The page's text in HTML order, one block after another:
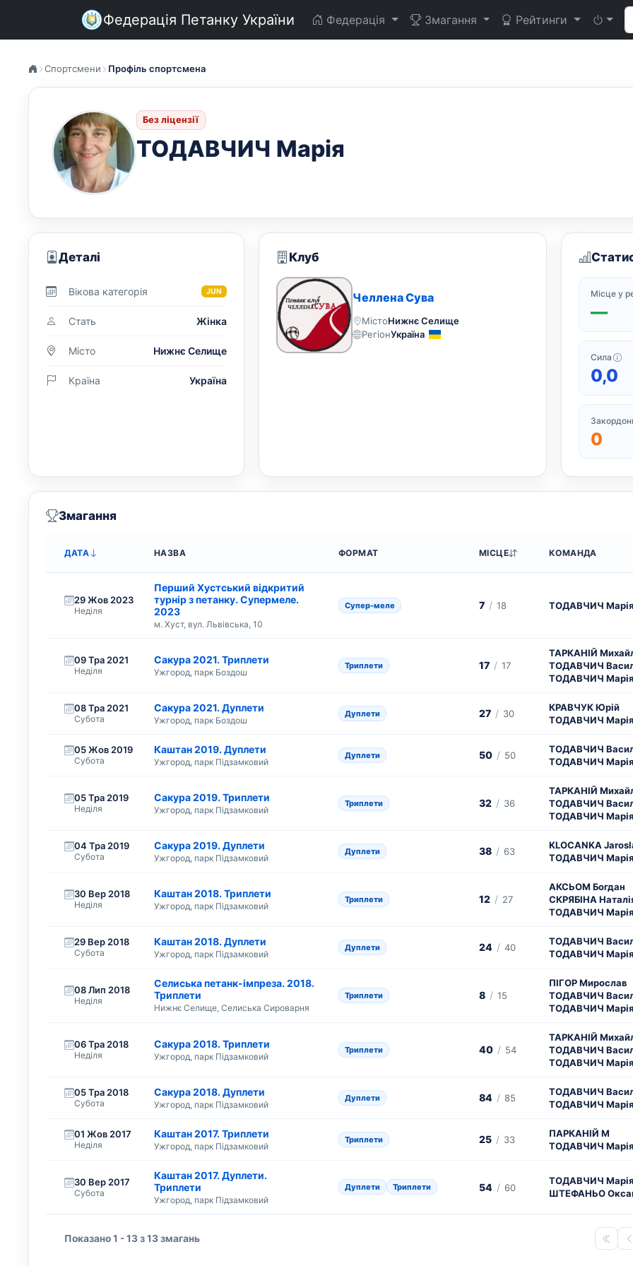
Федерація Петанку України Федерація Змагання Рейтинги
Спортсмени Профіль спортсмена
Без ліцензії
ТОДАВЧИЧ Марія
Деталі
Вікова категорія JUN
Стать Жінка
Місто Нижнє Селище
Країна Україна
Клуб
Челлена Сува
МістоНижнє Селище
РегіонУкраїна
Місце у
—
Сила
0,0
0
Змагання
ДАТА НАЗВА ФОРМАТ МІСЦЕ КОМАНДА
29 Жов 2023
Неділя
Перший Хустський відкритий
турнір з петанку. Супермеле.
2023
м. Хуст, вул. Львівська, 10
Супер-меле 7 / 18 ТОДАВЧИЧ Марія
09 Тра 2021
Неділя
Сакура 2021. Триплети
Ужгород, парк Боздош
Триплети 17 / 17
ТАРКАНІЙ
ТОДАВЧИЧ
ТОДАВЧИЧ Марія
08 Тра 2021
Субота
Сакура 2021. Дуплети
Ужгород, парк Боздош
Дуплети 27 / 30
КРАВЧУК Юрій
ТОДАВЧИЧ Марія
05 Жов 2019
Субота
Каштан 2019. Дуплети
Ужгород, парк Підзамковий
Дуплети 50 / 50
ТОДАВЧИЧ
ТОДАВЧИЧ Марія
05 Тра 2019
Неділя
Сакура 2019. Триплети
Ужгород, парк Підзамковий
Триплети 32 / 36
ТАРКАНІЙ
ТОДАВЧИЧ
ТОДАВЧИЧ Марія
04 Тра 2019
Субота
Сакура 2019. Дуплети
Ужгород, парк Підзамковий
Дуплети 38 / 63
KLOCANKA
ТОДАВЧИЧ Марія
30 Вер 2018
Неділя
Каштан 2018. Триплети
Ужгород, парк Підзамковий
Триплети 12 / 27
АКСЬОМ Богдан
СКРЯБІНА
ТОДАВЧИЧ Марія
29 Вер 2018
Субота
Каштан 2018. Дуплети
Ужгород, парк Підзамковий
Дуплети 24 / 40
ТОДАВЧИЧ
ТОДАВЧИЧ Марія
08 Лип 2018
Неділя
Селиська петанк-імпреза. 2018.
Триплети
Нижнє Селище, Селиська Сироварня
Триплети 8 / 15
ПІГОР Мирослав
ТОДАВЧИЧ
ТОДАВЧИЧ Марія
06 Тра 2018
Неділя
Сакура 2018. Триплети
Ужгород, парк Підзамковий
Триплети 40 / 54
ТАРКАНІЙ
ТОДАВЧИЧ
ТОДАВЧИЧ Марія
05 Тра 2018
Субота
Сакура 2018. Дуплети
Ужгород, парк Підзамковий
Дуплети 84 / 85
ТОДАВЧИЧ
ТОДАВЧИЧ Марія
01 Жов 2017
Неділя
Каштан 2017. Триплети
Ужгород, парк Підзамковий
Триплети 25 / 33
ПАРКАНІЙ М
ТОДАВЧИЧ Марія
30 Вер 2017
Субота
Каштан 2017. Дуплети.
Триплети
Ужгород, парк Підзамковий
Дуплети Триплети 54 / 60
ТОДАВЧИЧ Марія
ШТЕФАНЬО
Показано 1 - 13 з 13 змагань